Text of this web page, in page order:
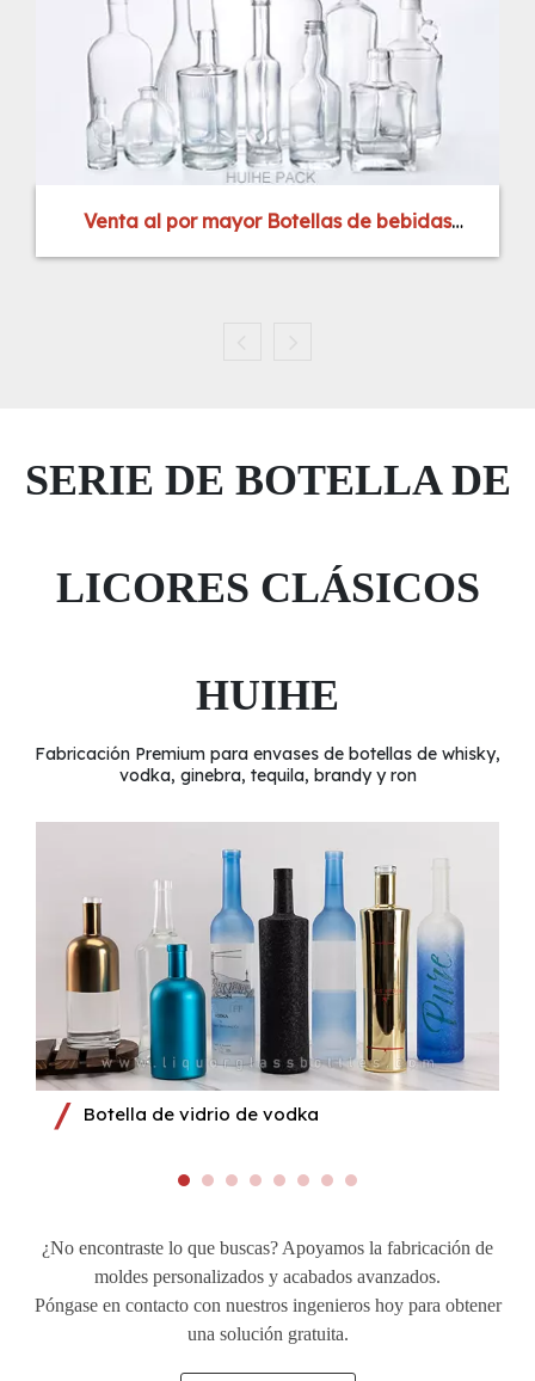
Venta al por mayor Botellas de bebidas
SERIE DE BOTELLA DE
LICORES CLÁSICOS
HUIHE
Fabricación Premium para envases de botellas de whisky,
vodka, ginebra, tequila, brandy y ron
Botella de vidrio de vodka
¿No encontraste lo que buscas? Apoyamos la fabricación de
moldes personalizados y acabados avanzados.
Póngase en contacto con nuestros ingenieros hoy para obtener
una solución gratuita.